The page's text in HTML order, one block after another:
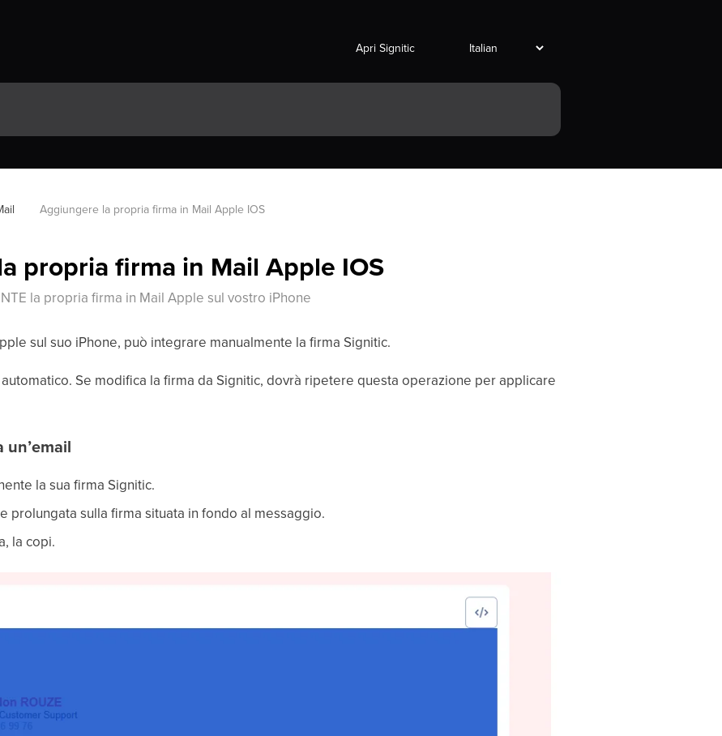
Apri Signitic
Aggiungere la propria firma in Mail Apple IOS
propria firma in Mail Apple IOS
la propria firma in Mail Apple sul vostro iPhone
sul suo iPhone, può integrare manualmente la firma Signitic.
Se modifica la firma da Signitic, dovrà ripetere questa operazione per applicare
un’email
la sua firma Signitic.
prolungata sulla firma situata in fondo al messaggio.
la copi.